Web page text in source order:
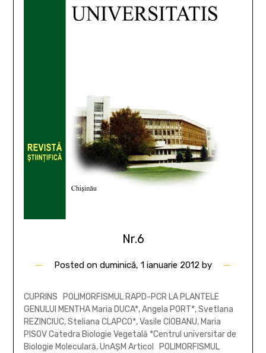
Nr.6
Posted on duminică, 1 ianuarie 2012 by
CUPRINS POLIMORFISMUL RAPD-PCR LA PLANTELE
GENULUI MENTHA Maria DUCA*, Angela PORT*, Svetlana
REZINCIUC, Steliana CLAPCO*, Vasile CIOBANU, Maria
PISOV Catedra Biologie Vegetală *Centrul universitar de
Biologie Moleculară, UnAŞM Articol POLIMORFISMUL